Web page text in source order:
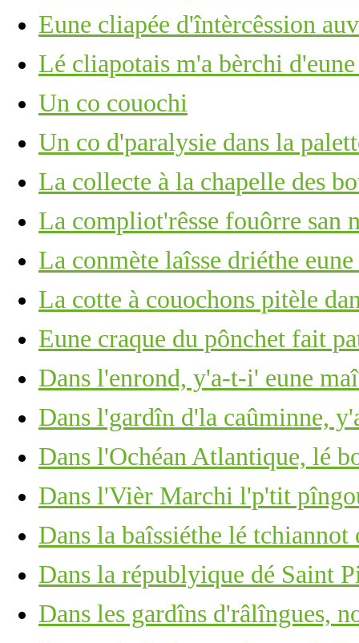
Eune cliapée d'întèrcêssion
Lé cliapotais m'a bèrchi
Un co couochi
Un co d'paralysie dans la
La collecte à la chapelle des
La compliot'rêsse fouôrre san
La conmète laîsse driéthe
La cotte à couochons pitèle
Eune craque du pônchet fait
Dans l'enrond, y'a-t-i' eune
Dans l'gardîn d'la caûminne,
Dans l'Ochéan Atlantique, lé
Dans l'Vièr Marchi l'p'tit
Dans la baîssiéthe lé tchiannot
Dans la républyique dé Saint
Dans les gardîns d'râlîngues,